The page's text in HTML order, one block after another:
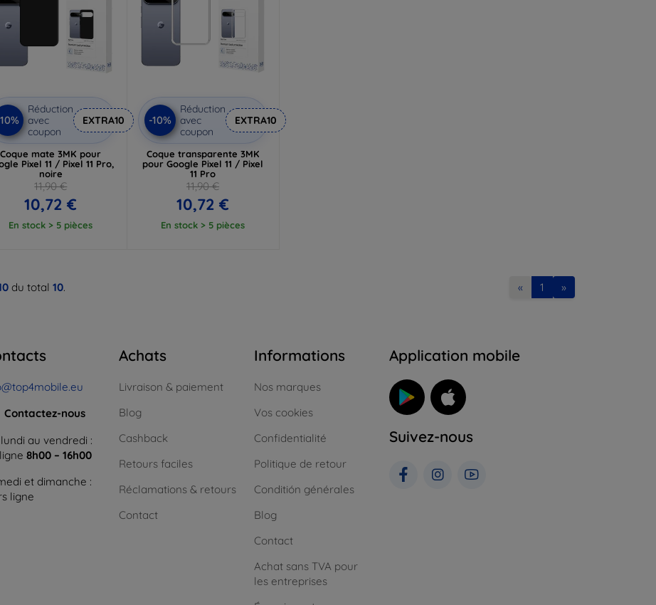
Réduction
avec
coupon
EXTRA10
Coque mate 3MK pour
Pixel 11 / Pixel 11 Pro,
noire
11,90 €
10,72 €
En stock > 5 pièces
-10%
Réduction
avec
coupon
EXTRA10
Coque transparente 3MK
pour Google Pixel 11 / Pixel
11 Pro
11,90 €
10,72 €
En stock > 5 pièces
du total 10. « 1 »
Contactez-nous
au vendredi :
8h00 – 16h00
et dimanche :
ligne
Achats
Livraison & paiement
Blog
Cashback
Retours faciles
Réclamations & retours
Contact
Informations
Nos marques
Vos cookies
Confidentialité
Politique de retour
Conditión générales
Blog
Contact
Achat sans TVA pour
les entreprises
Application mobile
Suivez-nous